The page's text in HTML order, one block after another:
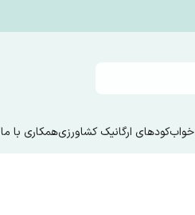
کودهای ارگانیک کشاورزیهمکاری با ما